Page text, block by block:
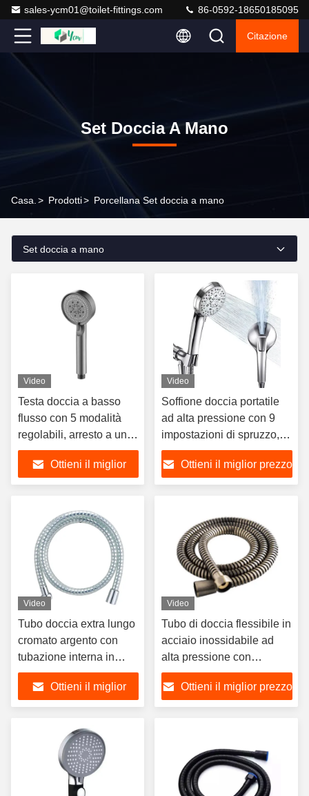
sales-ycm01@toilet-fittings.com 86-0592-18650185095
Citazione
Set Doccia A Mano
Casa. > Prodotti> Porcellana Set doccia a mano
Set doccia a mano
Video
Testa doccia a basso
flusso con 5 modalità
regolabili, arresto a un
pulsante per la doccia
ad alta pressione,
funzione di massaggio
ecologica.
Ottieni il miglior
Video
Soffione doccia portatile
ad alta pressione con 9
impostazioni di spruzzo,
tubo flessibile da 69 pollici
con staffa regolabile,
finitura in nichel
Ottieni il miglior prezzo
Video
Tubo doccia extra lungo
cromato argento con
tubazione interna in
EPDM/PVC per bagno
modernoOttieni il miglior
Video
Tubo di doccia flessibile in
acciaio inossidabile ad
alta pressione con
lunghezza di 1,5 m per
bagno e bidet
Ottieni il miglior prezzo